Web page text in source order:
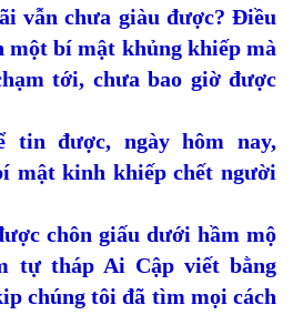
vẫn chưa giàu được? Điều
một bí mật khủng khiếp mà
tới, chưa bao giờ được
tin được, ngày hôm nay,
mật kinh khiếp chết người
chôn giấu dưới hầm mộ
tự tháp Ai Cập viết bằng
chúng tôi đã tìm mọi cách